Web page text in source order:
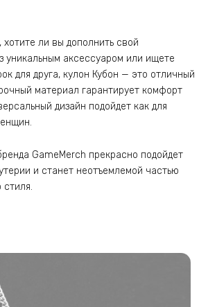
хотите ли вы дополнить свой
уникальным аксессуаром или ищете
для друга, кулон Кубон — это отличный
материал гарантирует комфорт
дизайн подойдет как для
GameMerch прекрасно подойдет
и станет неотъемлемой частью
стиля.